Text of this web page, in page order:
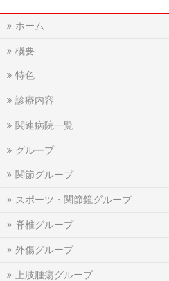
ホーム
概要
特色
診療内容
関連病院一覧
グループ
関節グループ
スポーツ・関節鏡グループ
脊椎グループ
外傷グループ
上肢腫瘍グループ